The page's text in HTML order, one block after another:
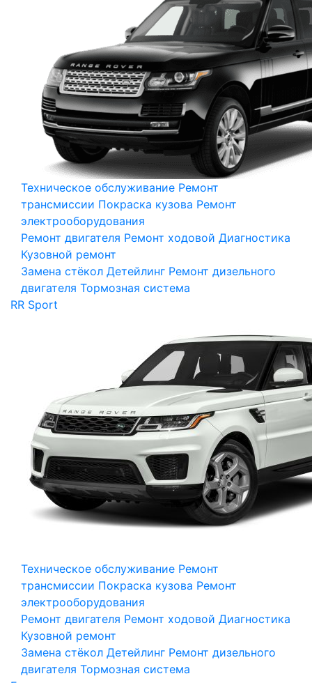
Техническое обслуживание Ремонт
трансмиссии Покраска кузова Ремонт
электрооборудования
Ремонт двигателя Ремонт ходовой Диагностика
Кузовной ремонт
Замена стёкол Детейлинг Ремонт дизельного
двигателя Тормозная система
RR Sport
Техническое обслуживание Ремонт
трансмиссии Покраска кузова Ремонт
электрооборудования
Ремонт двигателя Ремонт ходовой Диагностика
Кузовной ремонт
Замена стёкол Детейлинг Ремонт дизельного
двигателя Тормозная система